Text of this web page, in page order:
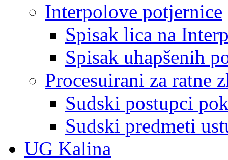
Interpolove potjernice
Spisak lica na
Spisak uhapšenih
Procesuirani za ratne
Sudski postupci
Sudski predmeti
UG Kalina